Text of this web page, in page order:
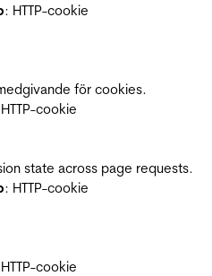
: HTTP-cookie
för cookies.
cookie
state across page requests.
: HTTP-cookie
cookie